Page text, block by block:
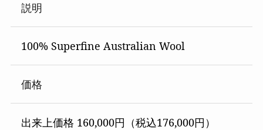
説明
100% Superfine Australian Wool
価格
出来上価格 160,000円（税込176,000円）